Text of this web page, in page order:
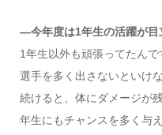
―今年度は1年生の活躍が目
1年生以外も頑張ってたん
選手を多く出さないといけ
続けると、体にダメージが
年生にもチャンスを多く与